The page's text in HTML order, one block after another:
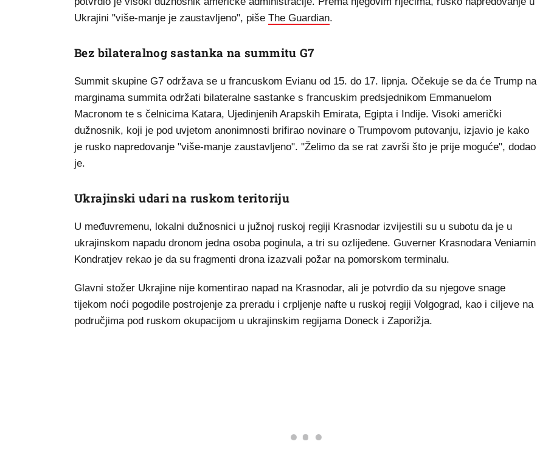
Ukrajini "više-manje je zaustavljeno", piše The Guardian.
Bez bilateralnog sastanka na summitu G7
Summit skupine G7 održava se u francuskom Evianu od 15. do 17. lipnja. Očekuje se da će Trump na
marginama summita održati bilateralne sastanke s francuskim predsjednikom Emmanuelom
Macronom te s čelnicima Katara, Ujedinjenih Arapskih Emirata, Egipta i Indije. Visoki američki
dužnosnik, koji je pod uvjetom anonimnosti brifirao novinare o Trumpovom putovanju, izjavio je kako
je rusko napredovanje "više-manje zaustavljeno". "Želimo da se rat završi što je prije moguće", dodao
je.
Ukrajinski udari na ruskom teritoriju
U međuvremenu, lokalni dužnosnici u južnoj ruskoj regiji Krasnodar izvijestili su u subotu da je u
ukrajinskom napadu dronom jedna osoba poginula, a tri su ozlijeđene. Guverner Krasnodara Veniamin
Kondratjev rekao je da su fragmenti drona izazvali požar na pomorskom terminalu.
Glavni stožer Ukrajine nije komentirao napad na Krasnodar, ali je potvrdio da su njegove snage
tijekom noći pogodile postrojenje za preradu i crpljenje nafte u ruskoj regiji Volgograd, kao i ciljeve na
područjima pod ruskom okupacijom u ukrajinskim regijama Doneck i Zaporižja.